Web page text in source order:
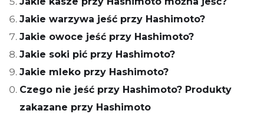
Jakie warzywa jeść przy Hashimoto?
Jakie owoce jeść przy Hashimoto?
Jakie soki pić przy Hashimoto?
Jakie mleko przy Hashimoto?
Czego nie jeść przy Hashimoto? Produkty
zakazane przy Hashimoto